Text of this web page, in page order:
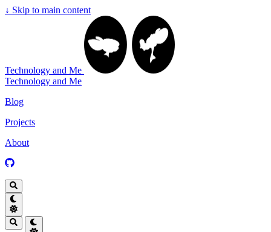
↓ Skip to main content
Technology and Me
Technology and Me
Blog
Projects
About